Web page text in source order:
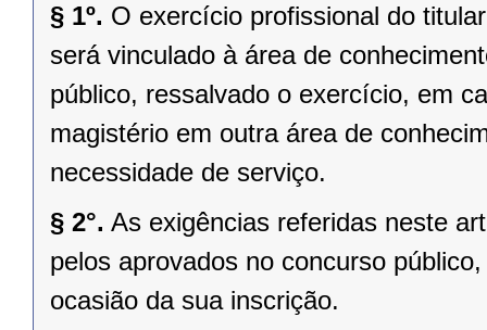
§ 1º. O exercício profissional do
será vinculado à área de
público, ressalvado o exercício, em
magistério em outra área de
necessidade de serviço.
§ 2°. As exigências referidas neste
pelos aprovados no concurso
ocasião da sua inscrição.